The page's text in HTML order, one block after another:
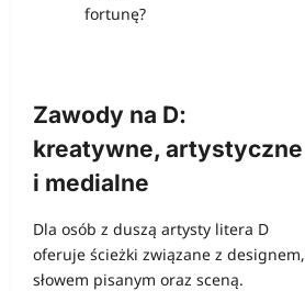
fortunę?
Zawody na D:
kreatywne, artystyczne
i medialne
Dla osób z duszą artysty litera D
oferuje ścieżki związane z designem,
słowem pisanym oraz sceną.